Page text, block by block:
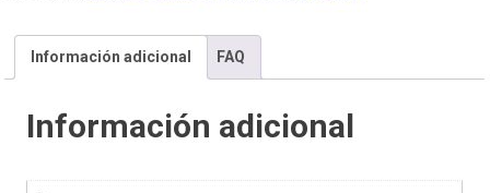
Información adicional FAQ
Información adicional